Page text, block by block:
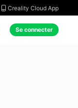
 Creality Cloud App
Se connecter